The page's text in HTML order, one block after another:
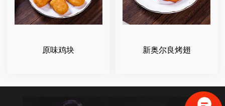
原味鸡块 新奥尔良烤翅